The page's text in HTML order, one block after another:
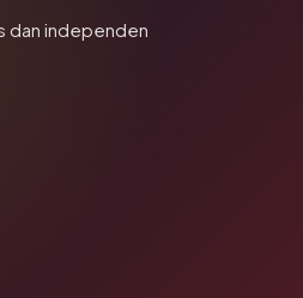
dan independen